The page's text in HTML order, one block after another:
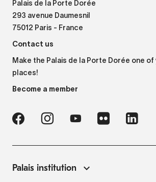
Palais de la Porte Dorée
293 avenue Daumesnil
75012 Paris - France
Contact us
Make the Palais de la Porte Dorée one
places!
Become a member
Palais institution